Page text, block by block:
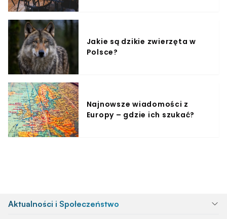
Jakie są dzikie zwierzęta w
Polsce?
Najnowsze wiadomości z
Europy – gdzie ich szukać?
Aktualności i Społeczeństwo